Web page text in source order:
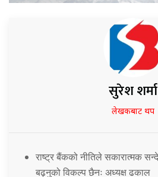
सुरेश शर्मा
लेखकबाट थप
राष्ट्र बैंकको नीतिले सकारात्मक
बढ्नुको विकल्प छैनः अध्यक्ष ढकाल